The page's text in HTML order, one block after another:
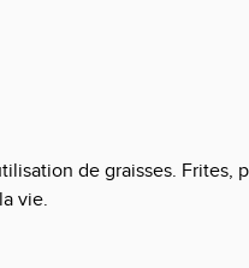
de graisses.
vie.